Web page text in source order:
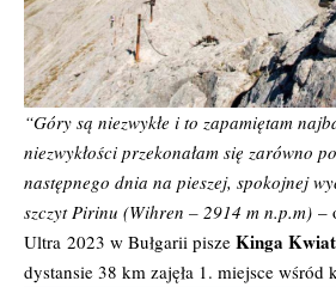
“Góry są niezwykłe i to zapamiętam
niezwykłości przekonałam się zarówno
następnego dnia na pieszej, spokojnej
szczyt Pirinu (Wihren – 2914 m n.p.m) –
Ultra 2023 w Bułgarii pisze Kinga
dystansie 38 km zajęła 1. miejsce wśród